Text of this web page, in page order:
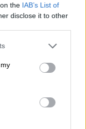
the IAB’s List of
disclose it to other
or more Google
You may click to
third-party tags to
in below Google
και η
του
ότι